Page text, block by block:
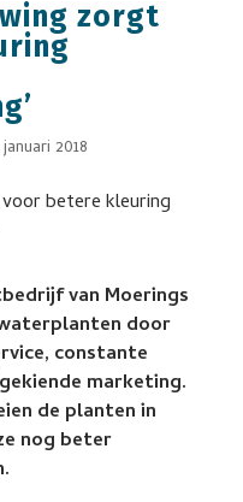
zorgt
2018
van Moerings
door
constante
marketing.
de planten in
nog beter